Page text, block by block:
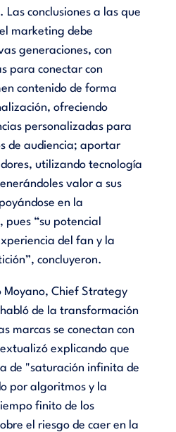
conclusiones a las que
marketing debe
generaciones, con
para conectar con
contenido de forma
ofreciendo
personalizadas para
de audiencia; aportar
utilizando tecnología
valor a sus
en la
“su potencial
del fan y la
concluyeron.
Moyano, Chief Strategy
de la transformación
marcas se conectan con
explicando que
de "saturación infinita de
por algoritmos y la
finito de los
el riesgo de caer en la